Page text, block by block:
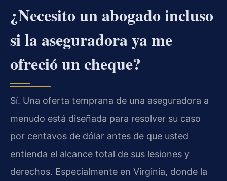
¿Necesito un abogado incluso
si la aseguradora ya me
ofreció un cheque?
Sí. Una oferta temprana de una aseguradora a
menudo está diseñada para resolver su caso
por centavos de dólar antes de que usted
entienda el alcance total de sus lesiones y
derechos. Especialmente en Virginia, donde la